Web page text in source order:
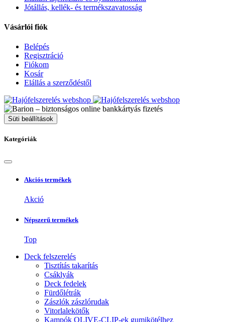
Jótállás, kellék- és termékszavatosság
Vásárlói fiók
Belépés
Regisztráció
Fiókom
Kosár
Elállás a szerződéstől
Süti beállítások
Kategóriák
Akciós termékek
Akció
Népszerű termékek
Top
Deck felszerelés
Tisztítás takarítás
Csáklyák
Deck fedelek
Fürdőlétrák
Zászlók zászlórudak
Vitorlalekötők
Kampók OLIVE-CLIP-ek gumikötélhez